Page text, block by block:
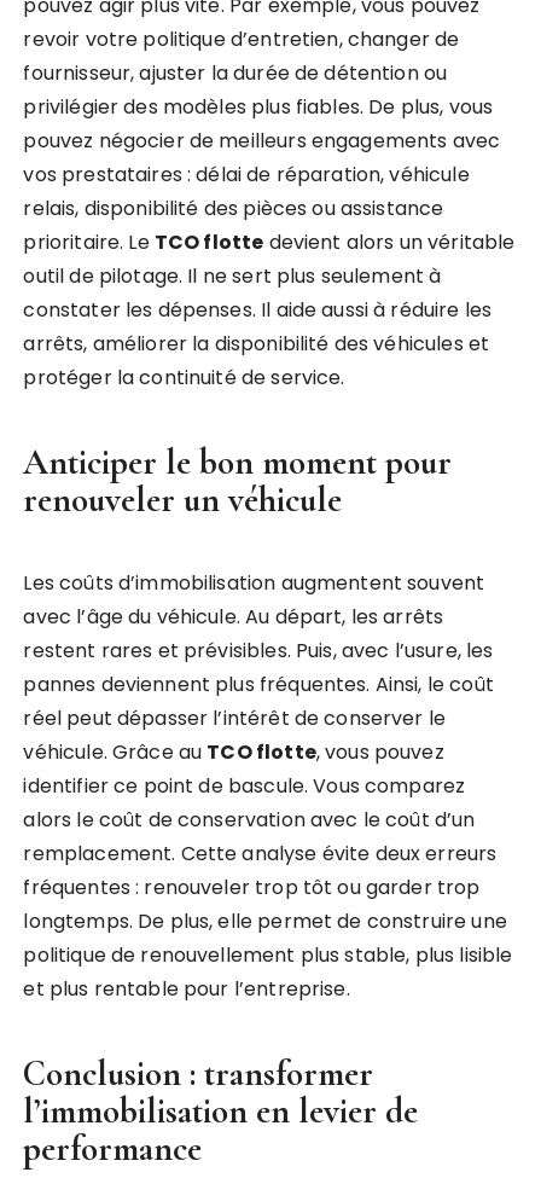
revoir votre politique d’entretien, changer de
fournisseur, ajuster la durée de détention ou
privilégier des modèles plus fiables. De plus, vous
pouvez négocier de meilleurs engagements avec
vos prestataires : délai de réparation, véhicule
relais, disponibilité des pièces ou assistance
prioritaire. Le TCO flotte devient alors un véritable
outil de pilotage. Il ne sert plus seulement à
constater les dépenses. Il aide aussi à réduire les
arrêts, améliorer la disponibilité des véhicules et
protéger la continuité de service.
Anticiper le bon moment pour
renouveler un véhicule
Les coûts d’immobilisation augmentent souvent
avec l’âge du véhicule. Au départ, les arrêts
restent rares et prévisibles. Puis, avec l’usure, les
pannes deviennent plus fréquentes. Ainsi, le coût
réel peut dépasser l’intérêt de conserver le
véhicule. Grâce au TCO flotte, vous pouvez
identifier ce point de bascule. Vous comparez
alors le coût de conservation avec le coût d’un
remplacement. Cette analyse évite deux erreurs
fréquentes : renouveler trop tôt ou garder trop
longtemps. De plus, elle permet de construire une
politique de renouvellement plus stable, plus lisible
et plus rentable pour l’entreprise.
Conclusion : transformer
l’immobilisation en levier de
performance